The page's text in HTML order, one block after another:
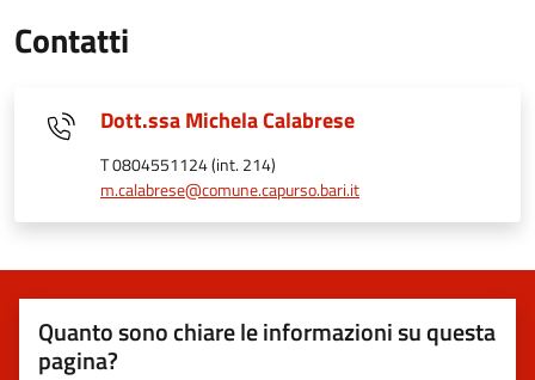
Contatti
Dott.ssa Michela Calabrese
T 0804551124 (int. 214)
m.calabrese@comune.capurso.bari.it
Quanto sono chiare le informazioni su questa
pagina?